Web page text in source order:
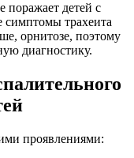
поражает детей с
трахеита
орнитозе, поэтому
диагностику.
проявлениями: